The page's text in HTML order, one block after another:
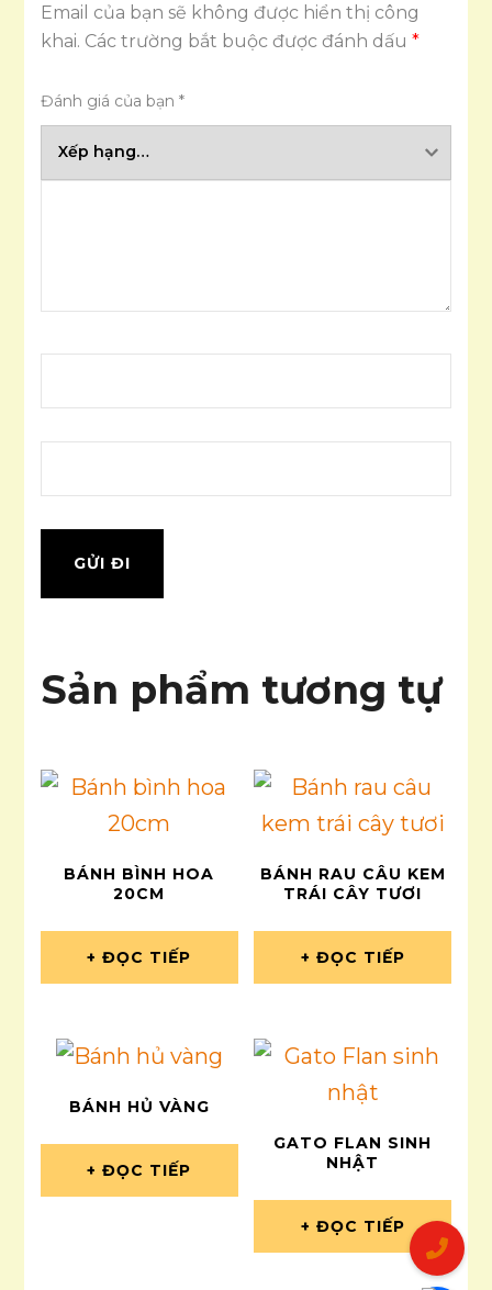
Email của bạn sẽ không được hiển thị công
khai. Các trường bắt buộc được đánh dấu*
Đánh giá của bạn*
Sản phẩm tương tự
BÁNH BÌNH HOA
20CM
ĐỌC TIẾP
BÁNH RAU CÂU KEM
TRÁI CÂY TƯƠI
ĐỌC TIẾP
BÁNH HỦ VÀNG
ĐỌC TIẾP
GATO FLAN SINH
NHẬT
ĐỌC TIẾP